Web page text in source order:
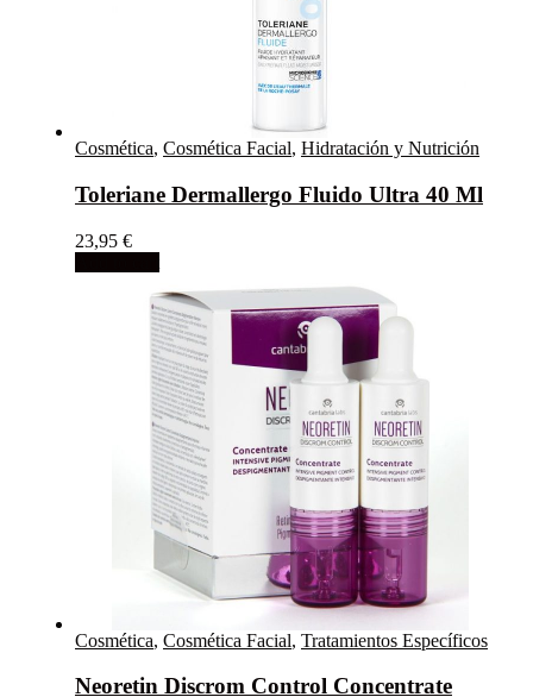
Cosmética, Cosmética Facial, Hidratación y Nutrición
Toleriane Dermallergo Fluido Ultra 40 Ml
23,95 €
Cosmética, Cosmética Facial, Tratamientos Específicos
Neoretin Discrom Control Concentrate